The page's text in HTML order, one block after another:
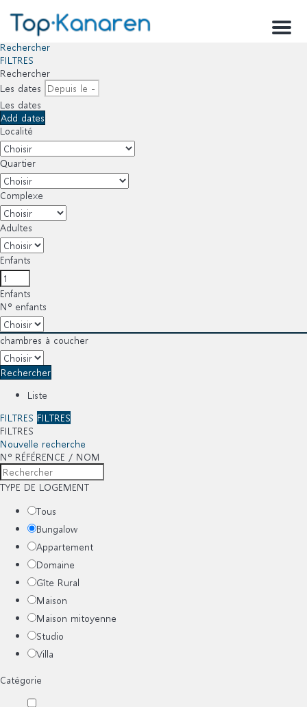
Menu
Rechercher
FILTRES
Rechercher
Les dates
Les dates
Add dates
Localité
Quartier
Complexe
Adultes
Enfants
Enfants
Nº enfants
chambres à coucher
Rechercher
Liste
FILTRES FILTRES
FILTRES
Nouvelle recherche
Nº RÉFÉRENCE / NOM
TYPE DE LOGEMENT
Tous
Bungalow
Appartement
Domaine
Gîte Rural
Maison
Maison mitoyenne
Studio
Villa
Catégorie